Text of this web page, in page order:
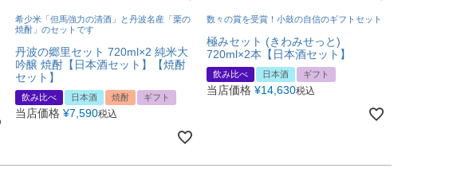
希少米「但馬強力の清酒」と丹波名産「栗の
焼酎」のセットです
丹波の郷里セット 720ml×2 純米大
吟醸 焼酎【日本酒セット】【焼酎
セット】
飲み比べ 日本酒 焼酎 ギフト
当店価格 ¥7,590税込
数々の賞を受賞！小鼓の自信のギフトセット
極みセット (きわみせっと)
720ml×2本【日本酒セット】
飲み比べ 日本酒 ギフト
当店価格 ¥14,630税込